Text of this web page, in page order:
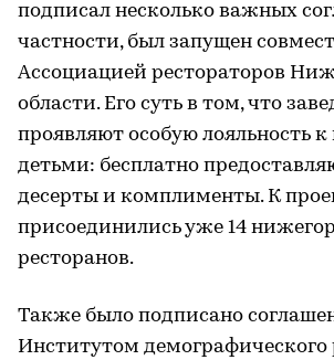
подписал несколько важных
частности, был запущен
Ассоциацией рестораторов
области. Его суть в том, что
проявляют особую лояльность к
детьми: бесплатно
десерты и комплименты. К
присоединились уже 14
ресторанов.
Также было подписано
Институтом демографического